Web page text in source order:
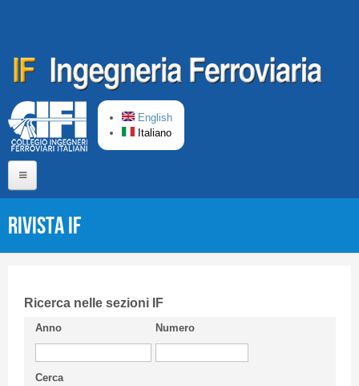
English
Italiano
CIFI in breve
Linee Guida
Rivista IF
Ricerca nelle sezioni IF
Anno Numero
Cerca